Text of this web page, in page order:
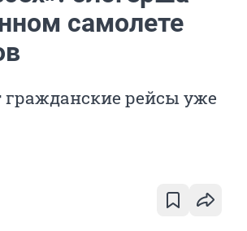
самолете
гражданские рейсы уже